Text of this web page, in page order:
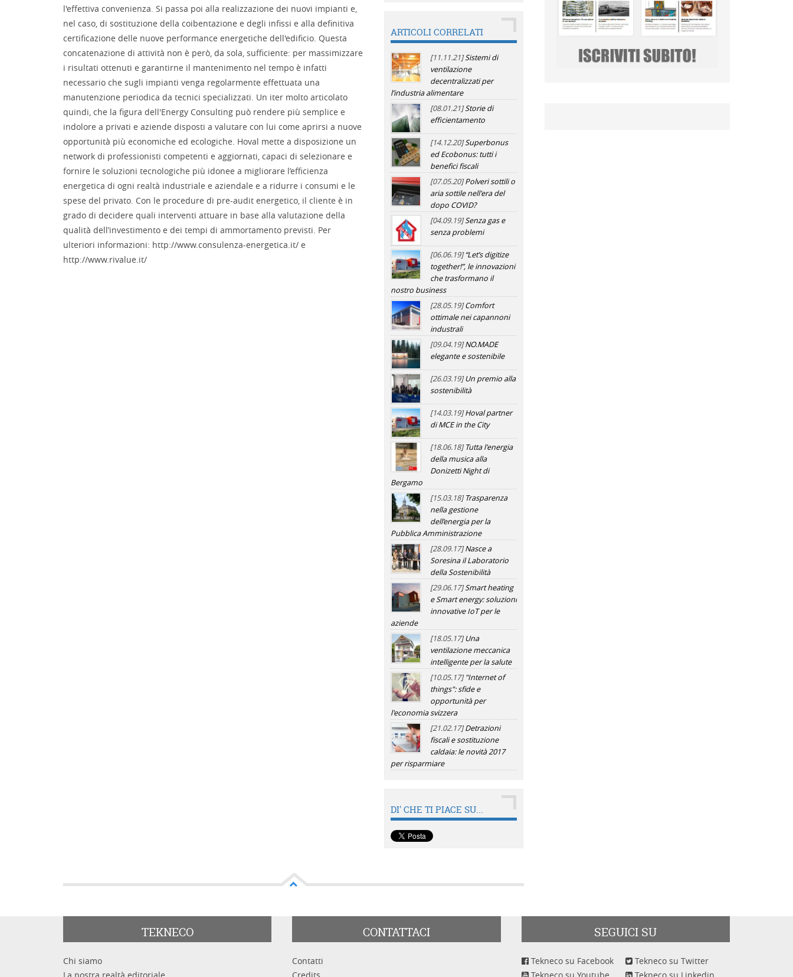
l'effettiva convenienza. Si passa poi alla realizzazione dei nuovi impianti e,
nel caso, di sostituzione della coibentazione e degli infissi e alla definitiva
certificazione delle nuove performance energetiche dell'edificio. Questa
concatenazione di attività non è però, da sola, sufficiente: per massimizzare
i risultati ottenuti e garantirne il mantenimento nel tempo è infatti
necessario che sugli impianti venga regolarmente effettuata una
manutenzione periodica da tecnici specializzati. Un iter molto articolato
quindi, che la figura dell'Energy Consulting può rendere più semplice e
indolore a privati e aziende disposti a valutare con lui come aprirsi a nuove
opportunità più economiche ed ecologiche. Hoval mette a disposizione un
network di professionisti competenti e aggiornati, capaci di selezionare e
fornire le soluzioni tecnologiche più idonee a migliorare l’efficienza
energetica di ogni realtà industriale e aziendale e a ridurre i consumi e le
spese del privato. Con le procedure di pre-audit energetico, il cliente è in
grado di decidere quali interventi attuare in base alla valutazione della
qualità dell’investimento e dei tempi di ammortamento previsti. Per
ulteriori informazioni: http://www.consulenza-energetica.it/ e
http://www.rivalue.it/
ARTICOLI CORRELATI
[11.11.21]Sistemi di
ventilazione
decentralizzati per
l’industria alimentare
[08.01.21]Storie di
efficientamento
[14.12.20]Superbonus
ed Ecobonus: tutti i
benefici fiscali
[07.05.20]Polveri sottili o
aria sottile nell'era del
dopo COVID?
[04.09.19]Senza gas e
senza problemi
[06.06.19]“Let’s digitize
together!”, le innovazioni
che trasformano il
nostro business
[28.05.19]Comfort
ottimale nei capannoni
industrali
[09.04.19]NO.MADE
elegante e sostenibile
[26.03.19]Un premio alla
sostenibilità
[14.03.19]Hoval partner
di MCE in the City
[18.06.18]Tutta l'energia
della musica alla
Donizetti Night di
Bergamo
[15.03.18]Trasparenza
nella gestione
dell’energia per la
Pubblica Amministrazione
[28.09.17]Nasce a
Soresina il Laboratorio
della Sostenibilità
[29.06.17]Smart heating
e Smart energy: soluzioni
innovative IoT per le
aziende
[18.05.17]Una
ventilazione meccanica
intelligente per la salute
[10.05.17]"Internet of
things": sfide e
opportunità per
l'economia svizzera
[21.02.17]Detrazioni
fiscali e sostituzione
caldaia: le novità 2017
per risparmiare
DI' CHE TI PIACE SU...
TEKNECO
Chi siamo
CONTATTACI
Contatti
SEGUICI SU
Tekneco su Facebook
Tekneco su Twitter